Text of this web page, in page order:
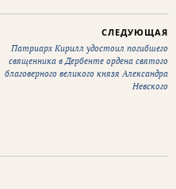
СЛЕДУЮЩАЯ
Патриарх Кирилл удостоил погибшего
священника в Дербенте ордена святого
благоверного великого князя Александра
Невского